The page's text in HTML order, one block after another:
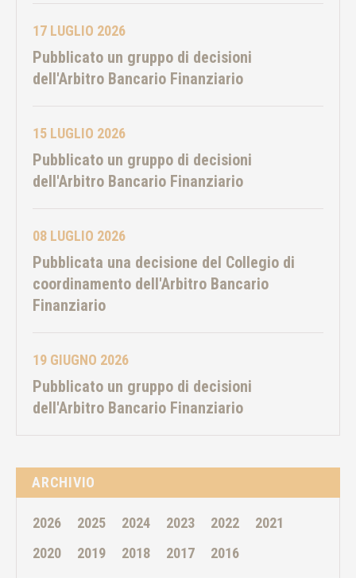
17 LUGLIO 2026
Pubblicato un gruppo di decisioni
dell'Arbitro Bancario Finanziario
15 LUGLIO 2026
Pubblicato un gruppo di decisioni
dell'Arbitro Bancario Finanziario
08 LUGLIO 2026
Pubblicata una decisione del Collegio di
coordinamento dell'Arbitro Bancario
Finanziario
19 GIUGNO 2026
Pubblicato un gruppo di decisioni
dell'Arbitro Bancario Finanziario
ARCHIVIO
2026 2025 2024 2023 2022
2021
2020
2019 2018 2017 2016